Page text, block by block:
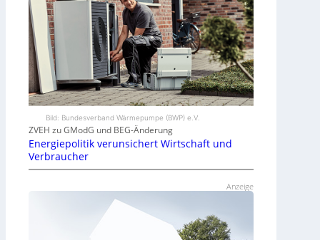
Bild: Bundesverband Wärmepumpe (BWP) e.V.
ZVEH zu GModG und BEG-Änderung
Energiepolitik verunsichert Wirtschaft und
Verbraucher
Anzeige